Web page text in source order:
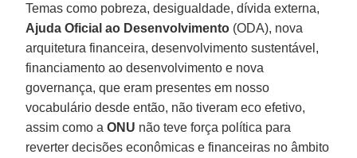
Temas como pobreza, desigualdade, dívida externa,
Ajuda Oficial ao Desenvolvimento (ODA), nova
arquitetura financeira, desenvolvimento sustentável,
financiamento ao desenvolvimento e nova
governança, que eram presentes em nosso
vocabulário desde então, não tiveram eco efetivo,
assim como aONU não teve força política para
reverter decisões econômicas e financeiras no âmbito